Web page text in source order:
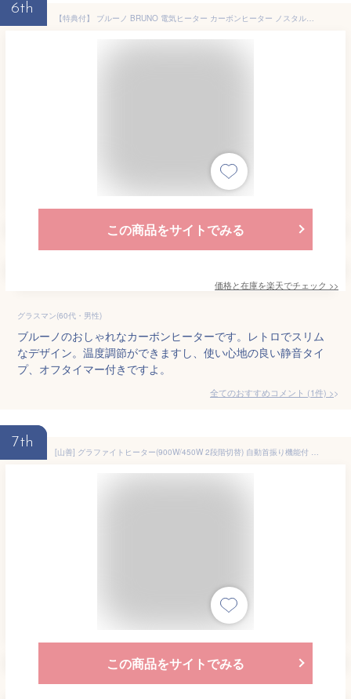
6th
【特典付】 ブルーノ BRUNO 電気ヒーター カーボンヒーター ノスタルストーブ ワイド NostalStove wide 小型 電気ストーブ ヒーター 暖房 首振り 静音 静か レトロ おしゃれ スリム 省スペース 暖かい オフタイマー 温度調節 かわいい 北欧 リビング BOE077 【ポイント10倍】
この商品をサイトでみる
価格と在庫を楽天でチェック >>
グラスマン(60代・男性)
ブルーノのおしゃれなカーボンヒーターです。レトロでスリム
なデザイン。温度調節ができますし、使い心地の良い静音タイ
プ、オフタイマー付きですよ。
全てのおすすめコメント (1件) >
7th
[山善] グラファイトヒーター(900W/450W 2段階切替) 自動首振り機能付 シャンパンゴールド DCTS-A091(N)
この商品をサイトでみる